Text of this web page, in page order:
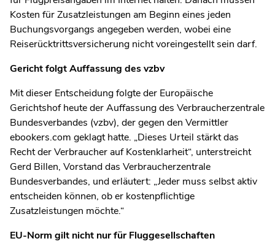
Kosten für Zusatzleistungen am Beginn eines jeden
Buchungsvorgangs angegeben werden, wobei eine
Reiserücktrittsversicherung nicht voreingestellt sein darf.
Gericht folgt Auffassung des vzbv
Mit dieser Entscheidung folgte der Europäische
Gerichtshof heute der Auffassung des Verbraucherzentrale
Bundesverbandes (vzbv), der gegen den Vermittler
ebookers.com geklagt hatte. „Dieses Urteil stärkt das
Recht der Verbraucher auf Kostenklarheit“, unterstreicht
Gerd Billen, Vorstand das Verbraucherzentrale
Bundesverbandes, und erläutert: „Jeder muss selbst aktiv
entscheiden können, ob er kostenpflichtige
Zusatzleistungen möchte.“
EU-Norm gilt nicht nur für Fluggesellschaften